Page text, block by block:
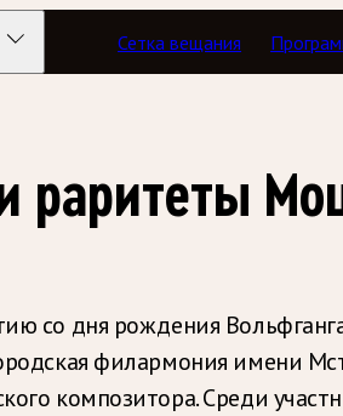
Сетка вещания
Программы в эфире
со дня рождения
филармония имени
композитора. Среди